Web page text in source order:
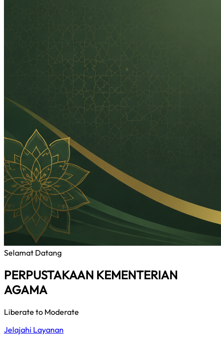
Selamat Datang
PERPUSTAKAAN KEMENTERIAN
AGAMA
Liberate to Moderate
Jelajahi Layanan